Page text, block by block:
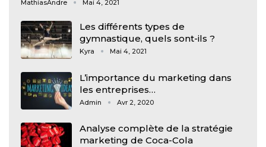
MathiasAndre Mai 4, 2021
Les différents types de
gymnastique, quels sont-ils ?
Kyra Mai 4, 2021
L’importance du marketing dans
les entreprises…
Admin Avr 2, 2020
Analyse complète de la stratégie
marketing de Coca-Cola